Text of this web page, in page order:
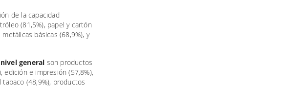
de la capacidad
(81,5%), papel y cartón
básicas (68,9%), y
general son productos
edición e impresión (57,8%),
(48,9%), productos